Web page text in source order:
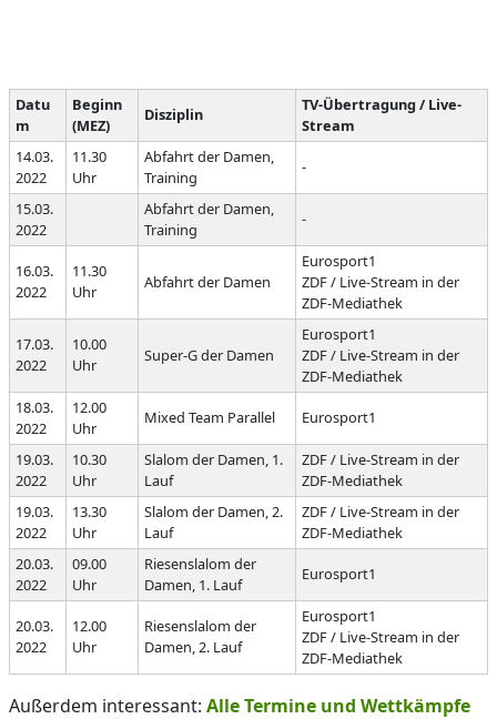
Datu
m
Beginn
(MEZ)
Disziplin
TV-Übertragung / Live-
Stream
14.03.
2022
11.30
Uhr
Abfahrt der Damen,
Training
-
15.03.
2022
Abfahrt der Damen,
Training
-
16.03.
2022
11.30
Uhr
Abfahrt der Damen
Eurosport1
ZDF / Live-Stream in der
ZDF-Mediathek
17.03.
2022
10.00
Uhr
Super-G der Damen
Eurosport1
ZDF / Live-Stream in der
ZDF-Mediathek
18.03.
2022
12.00
Uhr
Mixed Team Parallel Eurosport1
19.03.
2022
10.30
Uhr
Slalom der Damen, 1.
Lauf
ZDF / Live-Stream in der
ZDF-Mediathek
19.03.
2022
13.30
Uhr
Slalom der Damen, 2.
Lauf
ZDF / Live-Stream in der
ZDF-Mediathek
20.03.
2022
09.00
Uhr
Riesenslalom der
Damen, 1. Lauf
Eurosport1
20.03.
2022
12.00
Uhr
Riesenslalom der
Damen, 2. Lauf
Eurosport1
ZDF / Live-Stream in der
ZDF-Mediathek
Außerdem interessant: Alle Termine und Wettkämpfe